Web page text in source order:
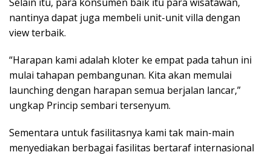
nantinya dapat juga membeli unit-unit villa dengan
view terbaik.
“Harapan kami adalah kloter ke empat pada tahun ini
mulai tahapan pembangunan. Kita akan memulai
launching dengan harapan semua berjalan lancar,”
ungkap Princip sembari tersenyum.
Sementara untuk fasilitasnya kami tak main-main
menyediakan berbagai fasilitas bertaraf internasional